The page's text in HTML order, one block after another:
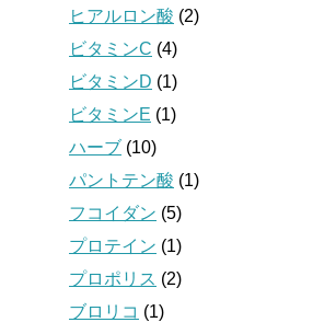
ヒアルロン酸 (2)
ビタミンC (4)
ビタミンD (1)
ビタミンE (1)
ハーブ (10)
パントテン酸 (1)
フコイダン (5)
プロテイン (1)
プロポリス (2)
ブロリコ (1)